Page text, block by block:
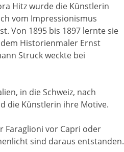
Hitz wurde die Künstlerin
vom Impressionismus
Von 1895 bis 1897 lernte sie
Historienmaler Ernst
Struck weckte bei
in die Schweiz, nach
die Künstlerin ihre Motive.
Faraglioni vor Capri oder
sind daraus entstanden.